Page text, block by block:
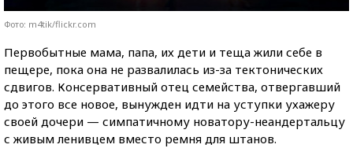
Фото: m4tik/flickr.com
Первобытные мама, папа, их дети и теща жили себе в
пещере, пока она не развалилась из-за тектонических
сдвигов. Консервативный отец семейства, отвергавший
до этого все новое, вынужден идти на уступки ухажеру
своей дочери — симпатичному новатору-неандертальцу
с живым ленивцем вместо ремня для штанов.